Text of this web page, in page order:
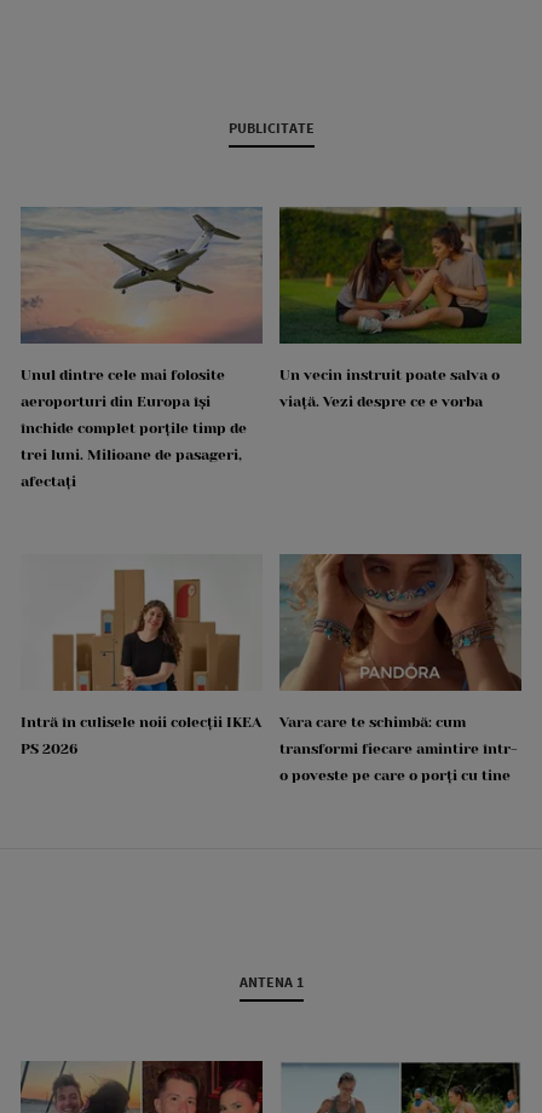
PUBLICITATE
Unul dintre cele mai folosite
aeroporturi din Europa își
închide complet porțile timp de
trei luni. Milioane de pasageri,
afectați
Un vecin instruit poate salva o
viață. Vezi despre ce e vorba
Intră în culisele noii colecții IKEA
PS 2026
Vara care te schimbă: cum
transformi fiecare amintire într-
o poveste pe care o porți cu tine
ANTENA 1